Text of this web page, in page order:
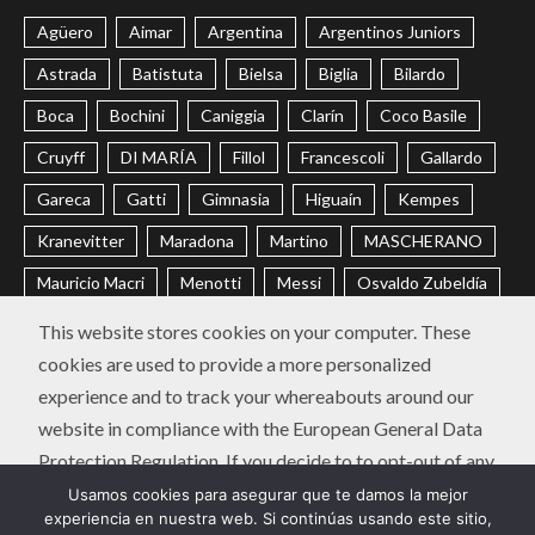
Agüero Aimar Argentina Argentinos Juniors
Astrada Batistuta Bielsa Biglia Bilardo
Boca Bochini Caniggia Clarín Coco Basile
Cruyff DI MARÍA Fillol Francescoli Gallardo
Gareca Gatti Gimnasia Higuaín Kempes
Kranevitter Maradona Martino MASCHERANO
Mauricio Macri Menotti Messi Osvaldo Zubeldía
Passarella Pochettino Ramón Díaz
Riquelme River Russo Sabella Sampaoli
Selección Argentina Trobbiani Veira Vélez
CONTACTO POLÍTICA DE PRIVACIDAD
Instagram
Twitter
Youtube
Facebook
LinkedIn
Usamos cookies para asegurar que te damos la mejor
experiencia en nuestra web. Si continúas usando este sitio,
This website stores cookies on your computer. These
cookies are used to provide a more personalized
experience and to track your whereabouts around our
website in compliance with the European General Data
Protection Regulation. If you decide to to opt-out of any
future tracking, a cookie will be setup in your browser to
remember this choice for one year.